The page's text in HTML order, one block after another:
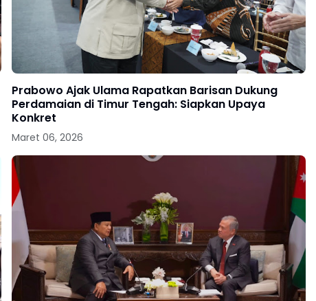
Prabowo Ajak Ulama Rapatkan Barisan Dukung
Perdamaian di Timur Tengah: Siapkan Upaya
Konkret
Maret 06, 2026